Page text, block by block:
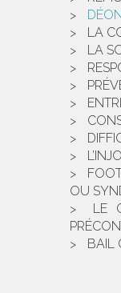
LA
LA
OU
LE
BAIL